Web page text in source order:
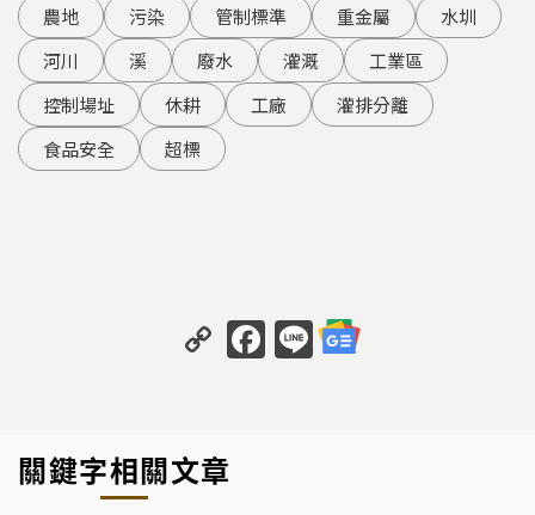
農地 污染 管制標準 重金屬
水圳
河川
溪 廢水 灌溉
工業區
控制場址
休耕 工廠
灌排分離
食品安全
超標
C
o
y
Li
F
a
Li
n
關鍵字相關文章